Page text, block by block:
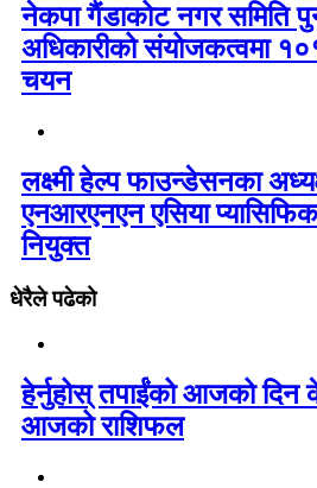
नेकपा गैंडाकोट नगर समिति
अधिकारीको संयोजकत्वमा
चयन
लक्ष्मी हेल्प फाउन्डेसनका
एनआरएनएन एसिया
नियुक्त
धेरैले पढेको
हेर्नुहोस् तपाईंको आजको
आजको राशिफल